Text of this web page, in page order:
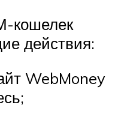
кошелек
действия:
WebMoney